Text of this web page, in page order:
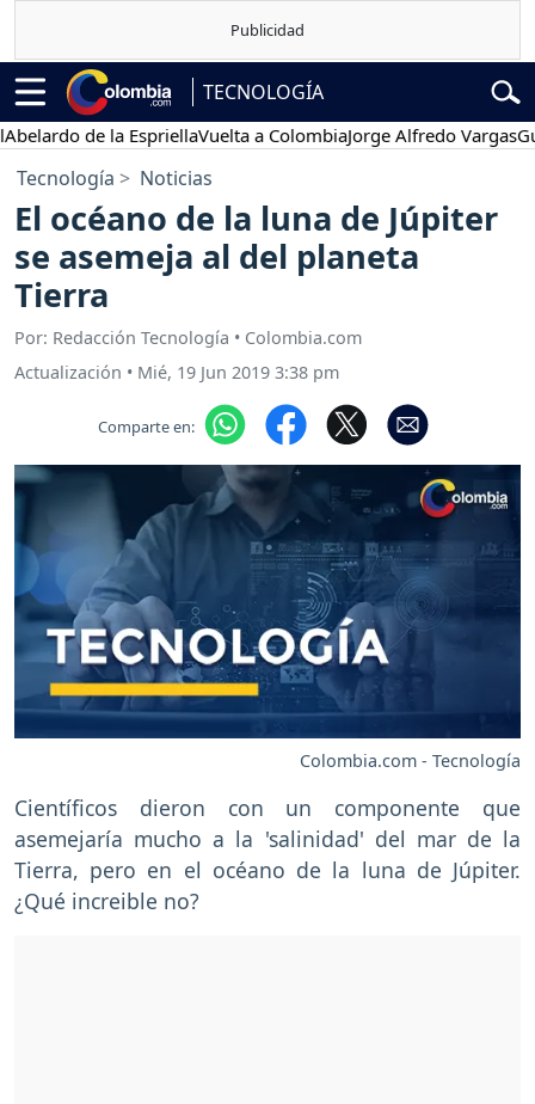
TECNOLOGÍA
de la EspriellaVuelta a ColombiaJorge Alfredo Vargas
Tecnología Noticias
El océano de la luna de Júpiter
se asemeja al del planeta
Tierra
Por: Redacción Tecnología • Colombia.com
Actualización • Mié, 19 Jun 2019 3:38 pm
Comparte en:
Colombia.com - Tecnología
Científicos dieron con un componente que
asemejaría mucho a la 'salinidad' del mar de la
Tierra, pero en el océano de la luna de Júpiter.
¿Qué increible no?